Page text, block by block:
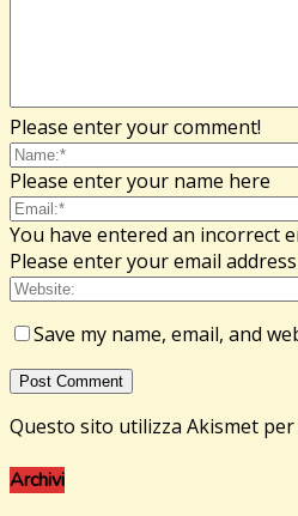
Please enter your comment!
Please enter your name here
You have entered an incorrect
Please enter your email
Save my name, email, and
Questo sito utilizza Akismet
Archivi